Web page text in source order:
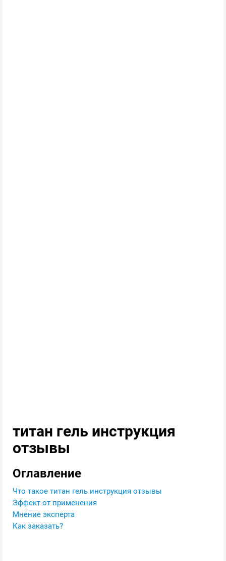
титан гель инструкция
отзывы
Оглавление
Что такое титан гель инструкция отзывы
Эффект от применения
Мнение эксперта
Как заказать?